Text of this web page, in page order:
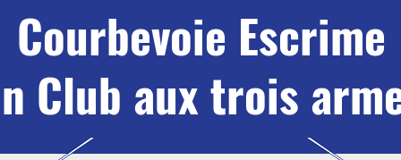
Courbevoie Escrime
Club auxtrois